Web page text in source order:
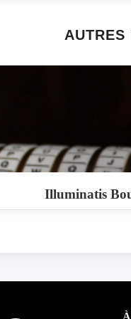
AUTRES
Illuminatis